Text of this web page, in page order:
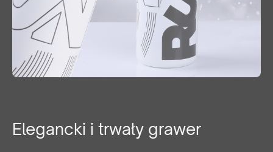
Elegancki i trwały grawer